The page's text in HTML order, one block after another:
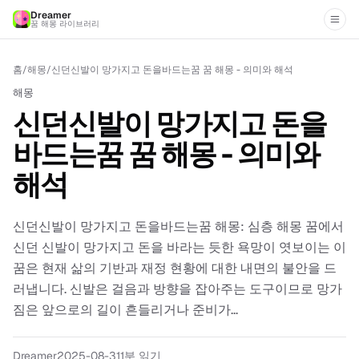
Dreamer
꿈 해몽 라이브러리
홈/해몽/신던신발이 망가지고 돈을바드는꿈 꿈 해몽 - 의미와 해석
해몽
신던신발이 망가지고 돈을
바드는꿈 꿈 해몽 - 의미와
해석
신던신발이 망가지고 돈을바드는꿈 해몽: 심층 해몽 꿈에서
신던 신발이 망가지고 돈을 바라는 듯한 욕망이 엿보이는 이
꿈은 현재 삶의 기반과 재정 현황에 대한 내면의 불안을 드
러냅니다. 신발은 걸음과 방향을 잡아주는 도구이므로 망가
짐은 앞으로의 길이 흔들리거나 준비가...
Dreamer2025-08-311분 읽기